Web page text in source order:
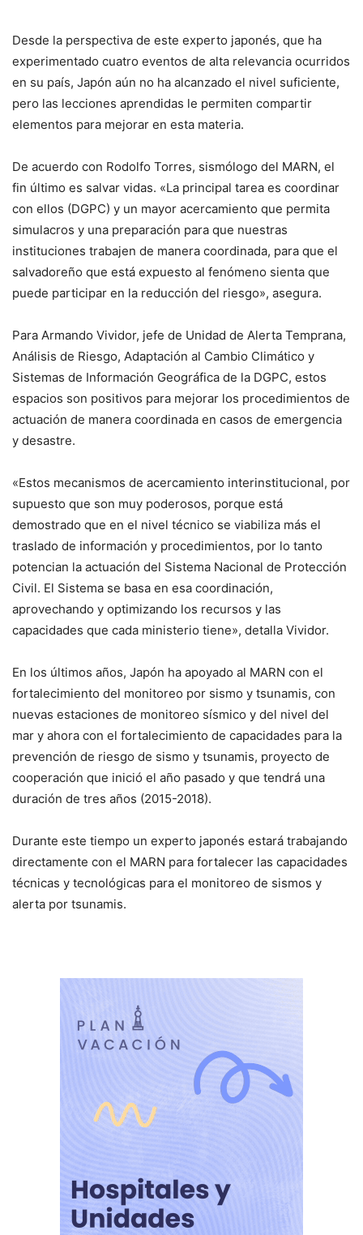
Desde la perspectiva de este experto japonés, que ha
experimentado cuatro eventos de alta relevancia ocurridos
en su país, Japón aún no ha alcanzado el nivel suficiente,
pero las lecciones aprendidas le permiten compartir
elementos para mejorar en esta materia.
De acuerdo con Rodolfo Torres, sismólogo del MARN, el
fin último es salvar vidas. «La principal tarea es coordinar
con ellos (DGPC) y un mayor acercamiento que permita
simulacros y una preparación para que nuestras
instituciones trabajen de manera coordinada, para que el
salvadoreño que está expuesto al fenómeno sienta que
puede participar en la reducción del riesgo», asegura.
Para Armando Vividor, jefe de Unidad de Alerta Temprana,
Análisis de Riesgo, Adaptación al Cambio Climático y
Sistemas de Información Geográfica de la DGPC, estos
espacios son positivos para mejorar los procedimientos de
actuación de manera coordinada en casos de emergencia
y desastre.
«Estos mecanismos de acercamiento interinstitucional, por
supuesto que son muy poderosos, porque está
demostrado que en el nivel técnico se viabiliza más el
traslado de información y procedimientos, por lo tanto
potencian la actuación del Sistema Nacional de Protección
Civil. El Sistema se basa en esa coordinación,
aprovechando y optimizando los recursos y las
capacidades que cada ministerio tiene», detalla Vividor.
En los últimos años, Japón ha apoyado al MARN con el
fortalecimiento del monitoreo por sismo y tsunamis, con
nuevas estaciones de monitoreo sísmico y del nivel del
mar y ahora con el fortalecimiento de capacidades para la
prevención de riesgo de sismo y tsunamis, proyecto de
cooperación que inició el año pasado y que tendrá una
duración de tres años (2015-2018).
Durante este tiempo un experto japonés estará trabajando
directamente con el MARN para fortalecer las capacidades
técnicas y tecnológicas para el monitoreo de sismos y
alerta por tsunamis.